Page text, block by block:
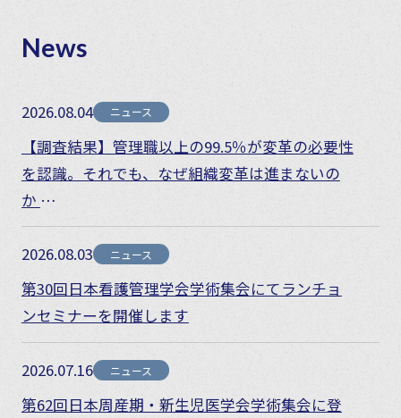
News
2026.08.04 ニュース
【調査結果】管理職以上の99.5％が変革の必要性
を認識。それでも、なぜ組織変革は進まないの
か
― 組織変革とリーダーシップとコーチングの活
用実態 ―
2026.08.03 ニュース
第30回日本看護管理学会学術集会にてランチョ
ンセミナーを開催します
2026.07.16 ニュース
第62回日本周産期・新生児医学会学術集会に登